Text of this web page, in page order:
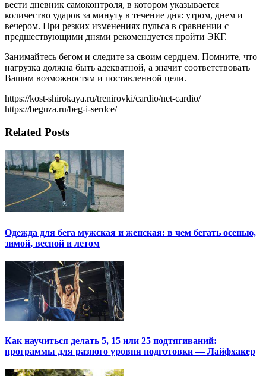
вести дневник самоконтроля, в котором указывается
количество ударов за минуту в течение дня: утром, днем и
вечером. При резких изменениях пульса в сравнении с
предшествующими днями рекомендуется пройти ЭКГ.
Занимайтесь бегом и следите за своим сердцем. Помните, что
нагрузка должна быть адекватной, а значит соответствовать
Вашим возможностям и поставленной цели.
https://kost-shirokaya.ru/trenirovki/cardio/net-cardio/
https://beguza.ru/beg-i-serdce/
Related Posts
Одежда для бега мужская и женская: в чем бегать осенью,
зимой, весной и летом
Как научиться делать 5, 15 или 25 подтягиваний:
программы для разного уровня подготовки — Лайфхакер